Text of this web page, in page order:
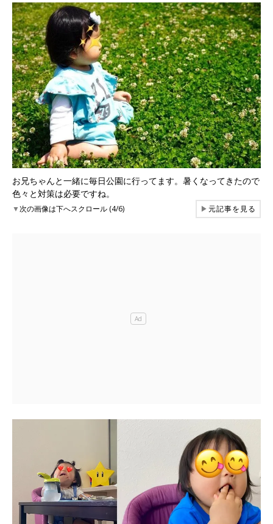
お兄ちゃんと一緒に毎日公園に行ってます。暑くなってきたので
色々と対策は必要ですね。
▼次の画像は下へスクロール (4/6) ▶元記事を見る